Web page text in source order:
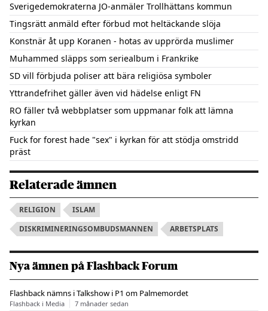
Sverigedemokraterna JO-anmäler Trollhättans kommun
Tingsrätt anmäld efter förbud mot heltäckande slöja
Konstnär åt upp Koranen - hotas av upprörda muslimer
Muhammed släpps som seriealbum i Frankrike
SD vill förbjuda poliser att bära religiösa symboler
Yttrandefrihet gäller även vid hädelse enligt FN
RO fäller två webbplatser som uppmanar folk att lämna
kyrkan
Fuck for forest hade "sex" i kyrkan för att stödja omstridd
präst
Relaterade ämnen
RELIGION
ISLAM
DISKRIMINERINGSOMBUDSMANNEN
ARBETSPLATS
Nya ämnen på Flashback Forum
Flashback nämns i Talkshow i P1 om Palmemordet
Flashback i Media 7 månader sedan